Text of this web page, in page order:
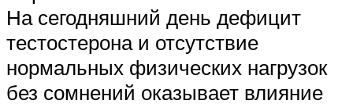
На сегодняшний день дефицит
тестостерона и отсутствие
нормальных физических нагрузок
без сомнений оказывает влияние